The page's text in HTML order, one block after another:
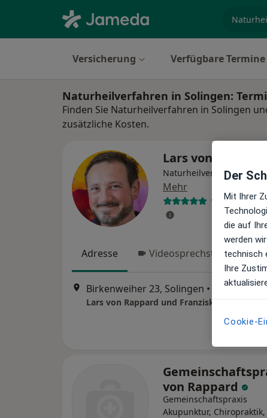
Versicherung Verfügbare Termine
Naturheilverfahren in Solingen:
Finden Sie Naturheilverfahren in Solingen
zusätzliche Kosten.
Lars von Rappard
Naturheilverfahren,
Mehr
132
Adresse Videosprechstunde
Birkenweiher 23, Solingen • Zu Google
Lars von Rappard und Franziska von
von Rappard
Gemeinschaftspraxis
Akupunktur, Chiropraktik,
Der
Mit Ihrer
die auf
werden
technisch
Ihre
Cookie-